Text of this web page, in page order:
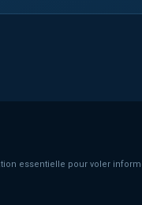
essentielle pour voler